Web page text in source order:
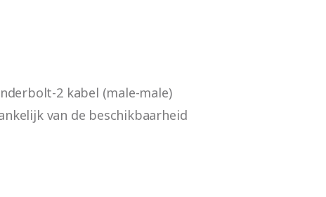
2 kabel (male-male)
van de beschikbaarheid